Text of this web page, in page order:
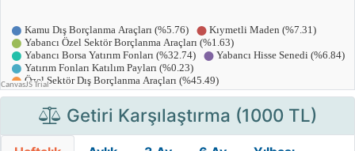
Getiri Karşılaştırma (1000 TL)